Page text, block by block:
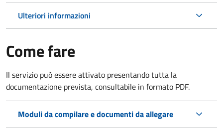
Ulteriori informazioni
Come fare
Il servizio può essere attivato presentando tutta la
documentazione prevista, consultabile in formato PDF.
Moduli da compilare e documenti da allegare